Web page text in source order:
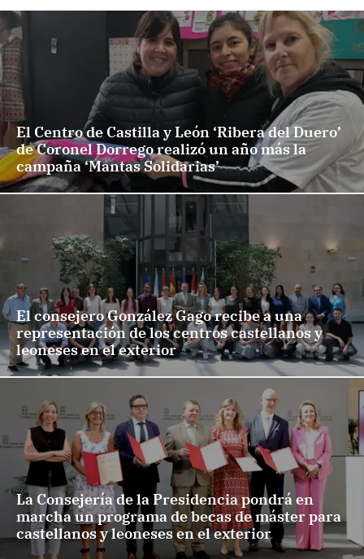
El Centro de Castilla y León ‘Ribera del Duero’
de Coronel Dorrego realizó un año más la
campaña ‘Mantas Solidarias’
El consejero González Gago recibe a una
representación de los centros castellanos y
leoneses en el exterior
La Consejería de la Presidencia pondrá en
marcha un programa de becas de máster para
castellanos y leoneses en el exterior